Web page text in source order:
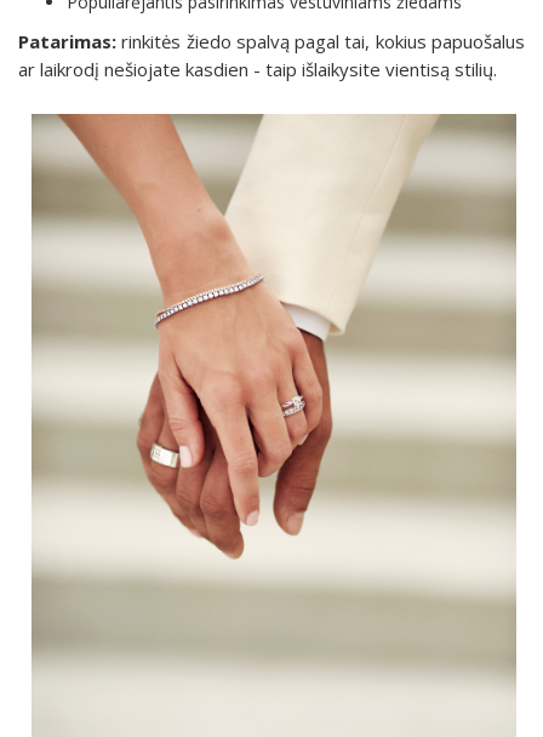
Patarimas: rinkitės žiedo spalvą pagal tai, kokius papuošalus
ar laikrodį nešiojate kasdien - taip išlaikysite vientisą stilių.